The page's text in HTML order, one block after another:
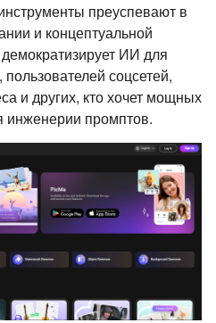
преуспевают в
и концептуальной
ИИ для
соцсетей,
и других, кто хочет мощных
инженерии промптов.